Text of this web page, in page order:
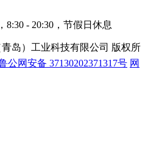
- 20:30，节假日休息
岛）工业科技有限公司 版权所
公网安备 37130202371317号 网